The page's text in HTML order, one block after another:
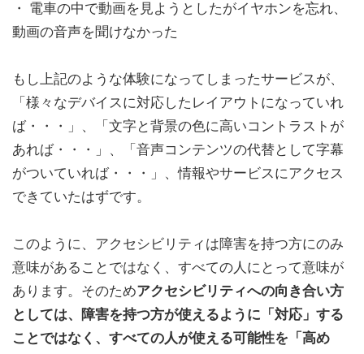
・ 電車の中で動画を見ようとしたがイヤホンを忘れ、
動画の音声を聞けなかった
もし上記のような体験になってしまったサービスが、
「様々なデバイスに対応したレイアウトになっていれ
ば・・・」、「文字と背景の色に高いコントラストが
あれば・・・」、「音声コンテンツの代替として字幕
がついていれば・・・」、情報やサービスにアクセス
できていたはずです。
このように、アクセシビリティは障害を持つ方にのみ
意味があることではなく、すべての人にとって意味が
あります。そのためアクセシビリティへの向き合い方
としては、障害を持つ方が使えるように「対応」する
ことではなく、すべての人が使える可能性を「高め